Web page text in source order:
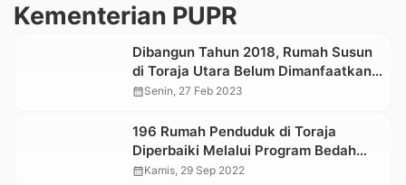
Kementerian PUPR
Dibangun Tahun 2018, Rumah Susun
di Toraja Utara Belum Dimanfaatkan
Maksimal
calendar_monthSenin, 27 Feb 2023
196 Rumah Penduduk di Toraja
Diperbaiki Melalui Program Bedah
Rumah Aspirasi Eva Stevany Rataba
calendar_monthKamis, 29 Sep 2022